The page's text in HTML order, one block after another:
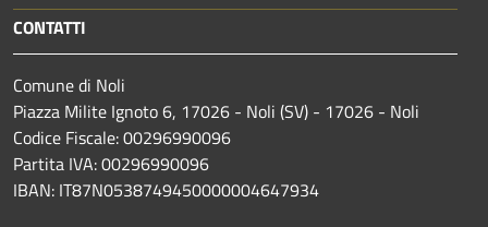
CONTATTI
Comune di Noli
Piazza Milite Ignoto 6, 17026 - Noli (SV) - 17026 - Noli
Codice Fiscale: 00296990096
Partita IVA: 00296990096
IBAN: IT87N0538749450000004647934